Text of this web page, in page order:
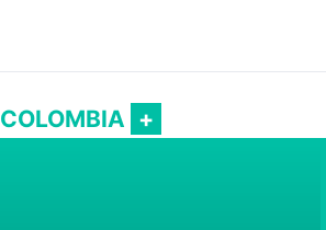
COLOMBIA